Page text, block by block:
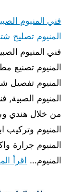
المنيوم تصليح
فني المنيوم
المنيوم تصنيع
المنيوم تفصيل
المنيوم الصبية,
من خلال هندي
المنيوم وتركيب
المنيوم جرارة
المنيوم… اقرأ